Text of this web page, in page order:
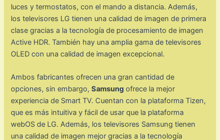
luces y termostatos, con el mando a distancia. Además,
los televisores LG tienen una calidad de imagen de primera
clase gracias a la tecnología de procesamiento de imagen
Active HDR. También hay una amplia gama de televisores
OLED con una calidad de imagen excepcional.
Ambos fabricantes ofrecen una gran cantidad de
opciones, sin embargo,Samsung ofrece la mejor
experiencia de Smart TV. Cuentan con la plataforma Tizen,
que es más intuitiva y fácil de usar que la plataforma
webOS de LG. Además, los televisores Samsung tienen
una calidad de imagen mejor gracias a la tecnología